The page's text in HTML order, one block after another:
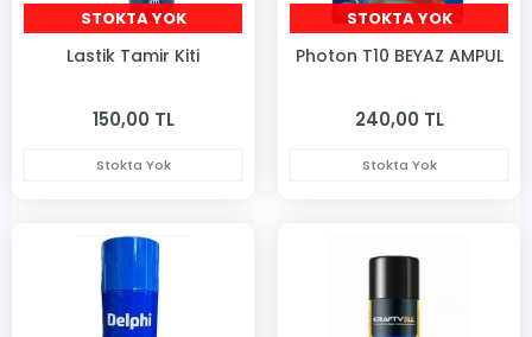
STOKTA YOK
Lastik Tamir Kiti
150,00 TL
Stokta Yok
STOKTA YOK
Photon T10 BEYAZ AMPUL
240,00 TL
Stokta Yok